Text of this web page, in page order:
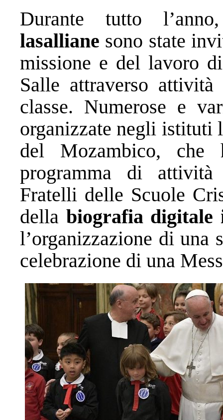
Durante tutto
lasalliane sono state
missione e del lavoro
Salle attraverso attività
classe. Numerose e
organizzate negli istituti
del Mozambico, che
programma di attività
Fratelli delle Scuole
della biografia digitale
l’organizzazione di una
celebrazione di una